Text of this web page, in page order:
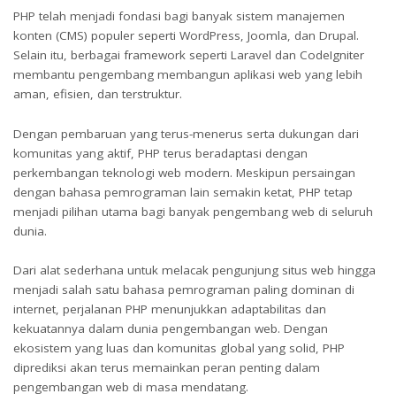
PHP telah menjadi fondasi bagi banyak sistem manajemen
konten (CMS) populer seperti WordPress, Joomla, dan Drupal.
Selain itu, berbagai framework seperti Laravel dan CodeIgniter
membantu pengembang membangun aplikasi web yang lebih
aman, efisien, dan terstruktur.
Dengan pembaruan yang terus-menerus serta dukungan dari
komunitas yang aktif, PHP terus beradaptasi dengan
perkembangan teknologi web modern. Meskipun persaingan
dengan bahasa pemrograman lain semakin ketat, PHP tetap
menjadi pilihan utama bagi banyak pengembang web di seluruh
dunia.
Dari alat sederhana untuk melacak pengunjung situs web hingga
menjadi salah satu bahasa pemrograman paling dominan di
internet, perjalanan PHP menunjukkan adaptabilitas dan
kekuatannya dalam dunia pengembangan web. Dengan
ekosistem yang luas dan komunitas global yang solid, PHP
diprediksi akan terus memainkan peran penting dalam
pengembangan web di masa mendatang.